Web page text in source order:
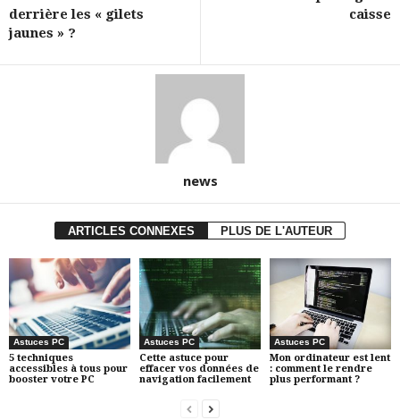
derrière les « gilets
jaunes » ?
caisse
news
ARTICLES CONNEXES PLUS DE L'AUTEUR
Astuces PC
5 techniques
accessibles à tous pour
booster votre PC
Astuces PC
Cette astuce pour
effacer vos données de
navigation facilement
Astuces PC
Mon ordinateur est lent
: comment le rendre
plus performant ?